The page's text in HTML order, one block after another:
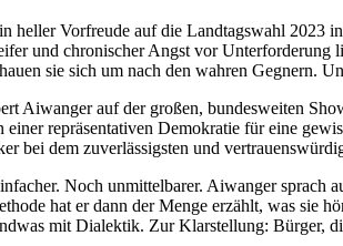
heller Vorfreude auf die Landtagswahl 2023
und chronischer Angst vor
sie sich um nach den wahren Gegnern.
Aiwanger auf der großen, bundesweiten
einer repräsentativen Demokratie für eine
bei dem zuverlässigsten und
Noch unmittelbarer. Aiwanger
hat er dann der Menge erzählt, was sie
mit Dialektik. Zur Klarstellung: Bürger,